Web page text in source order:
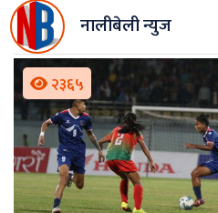
नालीबेली न्युज
२३६५